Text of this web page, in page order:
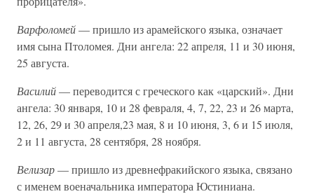
Варфоломей— пришло из арамейского языка, означает
имя сына Птоломея. Дни ангела: 22 апреля, 11 и 30 июня,
25 августа.
Василий— переводится с греческого как «царский». Дни
ангела: 30 января, 10 и 28 февраля, 4, 7, 22, 23 и 26 марта,
12, 26, 29 и 30 апреля,23 мая, 8 и 10 июня, 3, 6 и 15 июля,
2 и 11 августа, 28 сентября, 28 ноября.
Велизар— пришло из древнефракийского языка, связано
с именем военачальника императора Юстиниана.